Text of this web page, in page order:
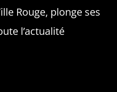
Rouge, plonge ses
l’actualité